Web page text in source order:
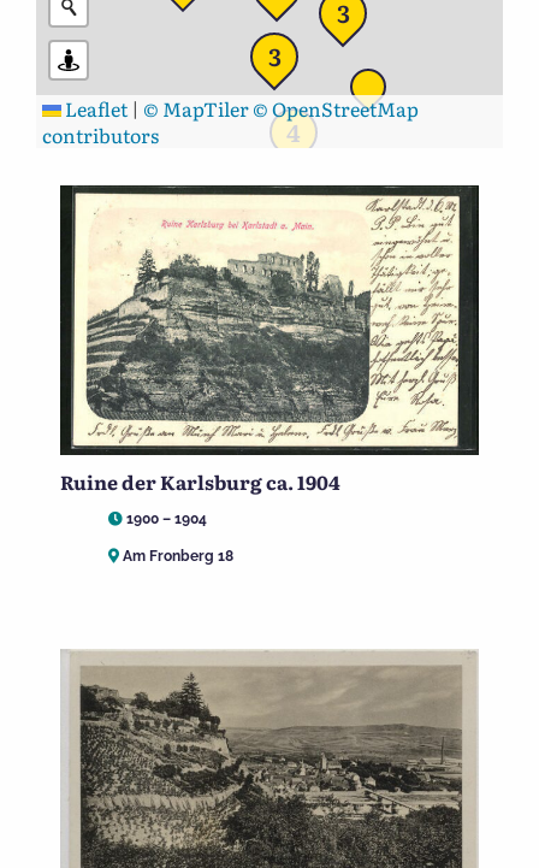
3
4
3
Leaflet | © MapTiler© OpenStreetMap
contributors
Ruine der Karlsburg ca. 1904
1900 – 1904
Am Fronberg 18